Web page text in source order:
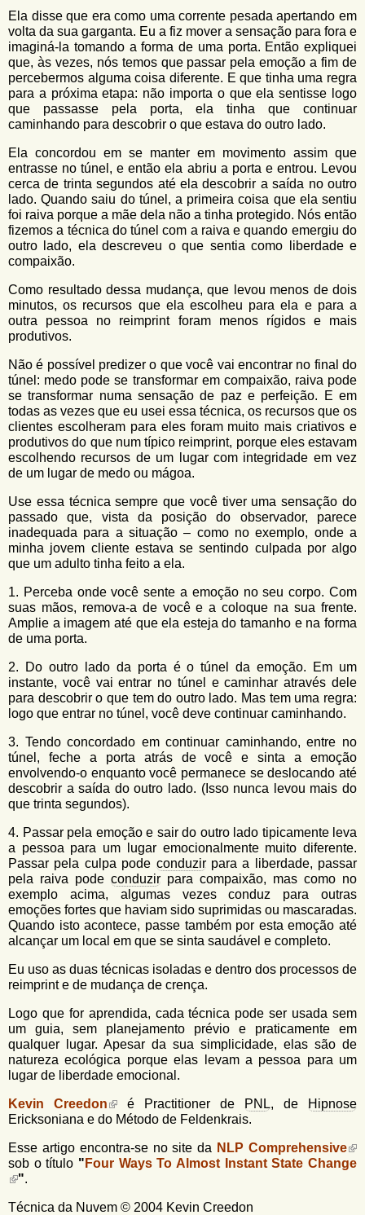
Ela disse que era como uma corrente pesada apertando em
volta da sua garganta. Eu a fiz mover a sensação para fora e
imaginá-la tomando a forma de uma porta. Então expliquei
que, às vezes, nós temos que passar pela emoção a fim de
percebermos alguma coisa diferente. E que tinha uma regra
para a próxima etapa: não importa o que ela sentisse logo
que passasse pela porta, ela tinha que continuar
caminhando para descobrir o que estava do outro lado.
Ela concordou em se manter em movimento assim que
entrasse no túnel, e então ela abriu a porta e entrou. Levou
cerca de trinta segundos até ela descobrir a saída no outro
lado. Quando saiu do túnel, a primeira coisa que ela sentiu
foi raiva porque a mãe dela não a tinha protegido. Nós então
fizemos a técnica do túnel com a raiva e quando emergiu do
outro lado, ela descreveu o que sentia como liberdade e
compaixão.
Como resultado dessa mudança, que levou menos de dois
minutos, os recursos que ela escolheu para ela e para a
outra pessoa no reimprint foram menos rígidos e mais
produtivos.
Não é possível predizer o que você vai encontrar no final do
túnel: medo pode se transformar em compaixão, raiva pode
se transformar numa sensação de paz e perfeição. E em
todas as vezes que eu usei essa técnica, os recursos que os
clientes escolheram para eles foram muito mais criativos e
produtivos do que num típico reimprint, porque eles estavam
escolhendo recursos de um lugar com integridade em vez
de um lugar de medo ou mágoa.
Use essa técnica sempre que você tiver uma sensação do
passado que, vista da posição do observador, parece
inadequada para a situação – como no exemplo, onde a
minha jovem cliente estava se sentindo culpada por algo
que um adulto tinha feito a ela.
1. Perceba onde você sente a emoção no seu corpo. Com
suas mãos, remova-a de você e a coloque na sua frente.
Amplie a imagem até que ela esteja do tamanho e na forma
de uma porta.
2. Do outro lado da porta é o túnel da emoção. Em um
instante, você vai entrar no túnel e caminhar através dele
para descobrir o que tem do outro lado. Mas tem uma regra:
logo que entrar no túnel, você deve continuar caminhando.
3. Tendo concordado em continuar caminhando, entre no
túnel, feche a porta atrás de você e sinta a emoção
envolvendo-o enquanto você permanece se deslocando até
descobrir a saída do outro lado. (Isso nunca levou mais do
que trinta segundos).
4. Passar pela emoção e sair do outro lado tipicamente leva
a pessoa para um lugar emocionalmente muito diferente.
Passar pela culpa pode conduzirpara a liberdade, passar
pela raiva pode conduzir para compaixão, mas como no
exemplo acima, algumas vezes conduz para outras
emoções fortes que haviam sido suprimidas ou mascaradas.
Quando isto acontece, passe também por esta emoção até
alcançar um local em que se sinta saudável e completo.
Eu uso as duas técnicas isoladas e dentro dos processos de
reimprint e de mudança de crença.
Logo que for aprendida, cada técnica pode ser usada sem
um guia, sem planejamento prévio e praticamente em
qualquer lugar. Apesar da sua simplicidade, elas são de
natureza ecológica porque elas levam a pessoa para um
lugar de liberdade emocional.
Kevin Creedon é Practitioner de PNL, de
Hipnose
Ericksoniana e do Método de Feldenkrais.
Esse artigo encontra-se no site da NLP Comprehensive
sob o título " Four Ways To Almost Instant State Change
".
Técnica da Nuvem © 2004 Kevin Creedon